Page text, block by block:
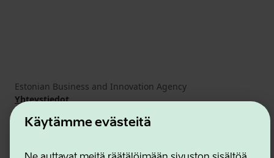
Käytämme evästeitä
Estonian Business and Innovation Agency
Yhteystiedot
Yhteistyökumppanit
Käyttöehdot